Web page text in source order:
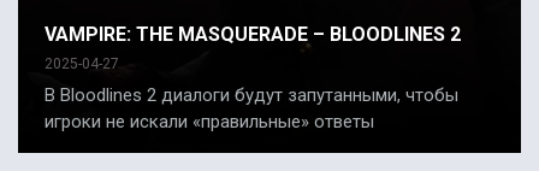
VAMPIRE: THE MASQUERADE – BLOODLINES 2
2025-04-27
В Bloodlines 2 диалоги будут запутанными, чтобы
игроки не искали «правильные» ответы